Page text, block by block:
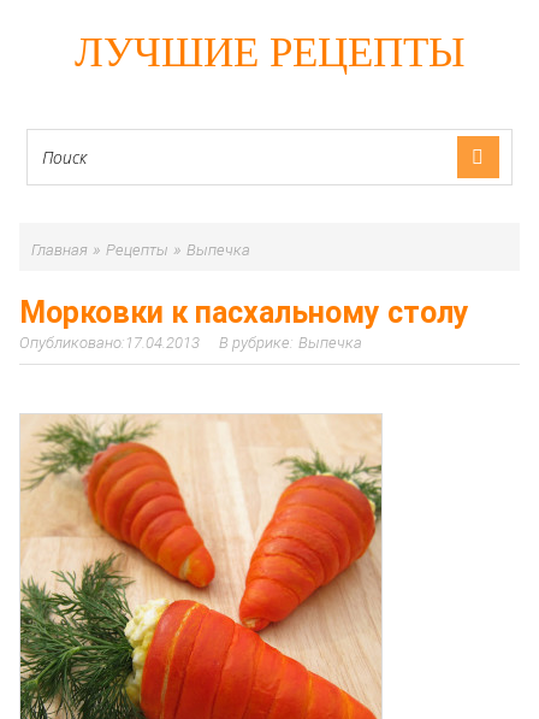
ЛУЧШИЕ РЕЦЕПТЫ
Главная » Рецепты » Выпечка
Морковки к пасхальному столу
17.04.2013 Выпечка